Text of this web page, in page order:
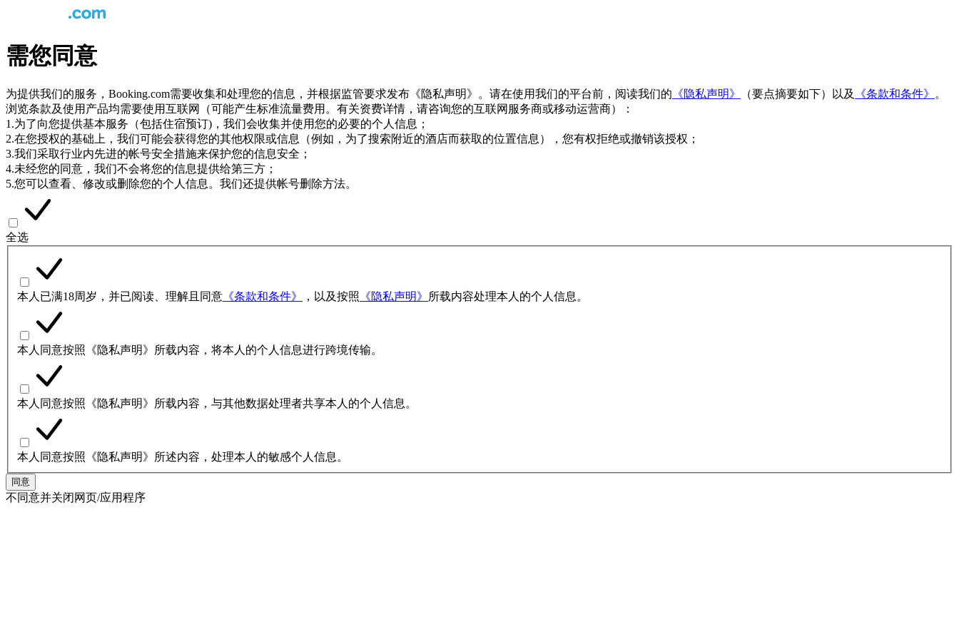
需您同意
为提供我们的服务，Booking.com需要收集和处理您的信息，并根据监管要求发布《隐私声明》。请在使用我们的平台前，阅读我们的 《隐私声明》 （要点摘要如下）以及 《条款和条件》
。
浏览条款及使用产品均需要使用互联网（可能产生标准流量费用。有关资费详情，请咨询您的互联网服务商或移动运营商）：
1.为了向您提供基本服务（包括住宿预订)，我们会收集并使用您的必要的个人信息；
2.在您授权的基础上，我们可能会获得您的其他权限或信息（例如，为了搜索附近的酒店而获取的位置信息），您有权拒绝或撤销该授权；
3.我们采取行业内先进的帐号安全措施来保护您的信息安全；
4.未经您的同意，我们不会将您的信息提供给第三方；
5.您可以查看、修改或删除您的个人信息。我们还提供帐号删除方法。
全选
本人已满18周岁，并已阅读、理解且同意 《条款和条件》 ，以及按照 《隐私声明》 所载内容处理本人的个人信息。
本人同意按照《隐私声明》所载内容，将本人的个人信息进行跨境传输。
本人同意按照《隐私声明》所载内容，与其他数据处理者共享本人的个人信息。
本人同意按照《隐私声明》所述内容，处理本人的敏感个人信息。
同意
不同意并关闭网页/应用程序